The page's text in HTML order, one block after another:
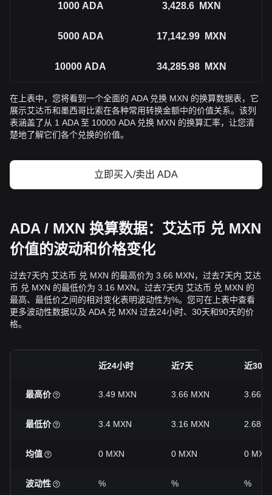
1000 ADA 3,428.6 MXN
5000 ADA 17,142.99 MXN
10000 ADA 34,285.98 MXN
在上表中，您将看到一个全面的 ADA 兑换 MXN 的换算数据表，它
展示艾达币和墨西哥比索在各种常用转换金额中的价值关系。该列
表涵盖了从 1 ADA 至 10000 ADA 兑换 MXN 的换算汇率，让您清
楚地了解它们各个兑换的价值。
立即买入/卖出 ADA
ADA / MXN 换算数据：艾达币 兑 MXN
价值的波动和价格变化
过去7天内 艾达币 兑 MXN 的最高价为 3.66 MXN，过去7天内 艾达
币 兑 MXN 的最低价为 3.16 MXN。过去7天内 艾达币 兑 MXN 的
最高、最低价之间的相对变化表明波动性为%。您可在上表中查看
更多波动性数据以及 ADA 兑 MXN 过去24小时、30天和90天的价
格。
近24小时 近7天 近30天
最高价 3.49 MXN 3.66 MXN 3.66
最低价 3.4 MXN 3.16 MXN 2.68
均值 0 MXN 0 MXN 0 MXN
波动性 % % %